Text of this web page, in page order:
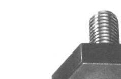
auf.
Die